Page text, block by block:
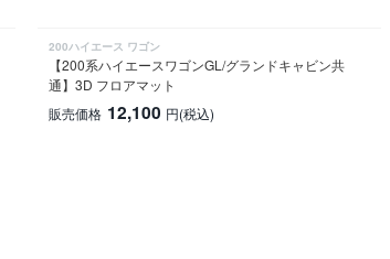
200ハイエース ワゴン
【200系ハイエースワゴンGL/グランドキャビン共
通】3D フロアマット
販売価格 12,100 円(税込)